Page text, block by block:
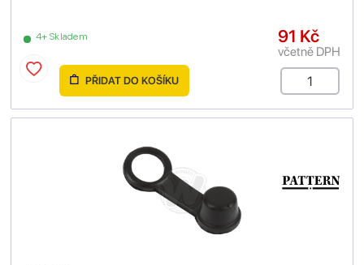
4+ Skladem 91 Kč
včetně DPH
PŘIDAT DO KOŠÍKU